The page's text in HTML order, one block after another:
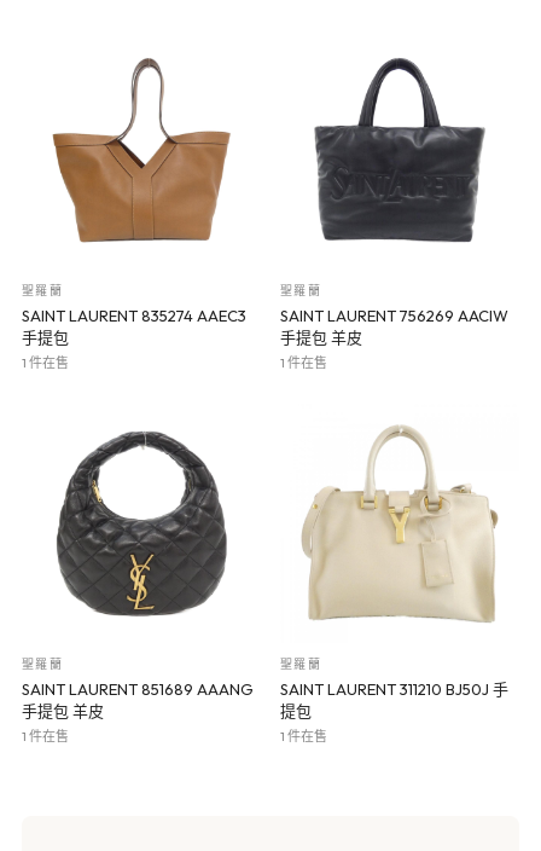
聖羅蘭
SAINT LAURENT 835274 AAEC3
手提包
1 件在售
聖羅蘭
SAINT LAURENT 756269 AACIW
手提包 羊皮
1 件在售
聖羅蘭
SAINT LAURENT 851689 AAANG
手提包 羊皮
1 件在售
聖羅蘭
SAINT LAURENT 311210 BJ50J 手
提包
1 件在售